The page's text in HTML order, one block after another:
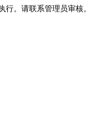
行。请联系管理员审核。